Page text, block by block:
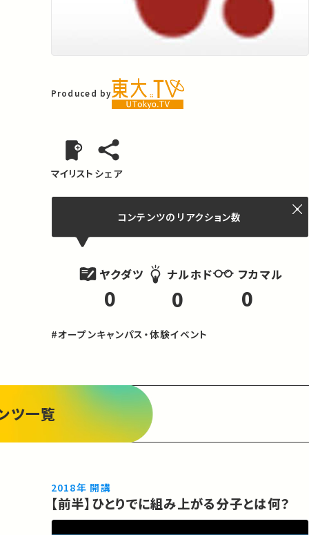
Produced by
マイリスト シェア
コンテンツの リアクション数
ヤクダツ
0
ナルホド
0
フカマル
0
#オープンキャンパス・体験イベント
ツ一覧
2018年 開講
【前半】ひとりでに組み上がる分子とは何？